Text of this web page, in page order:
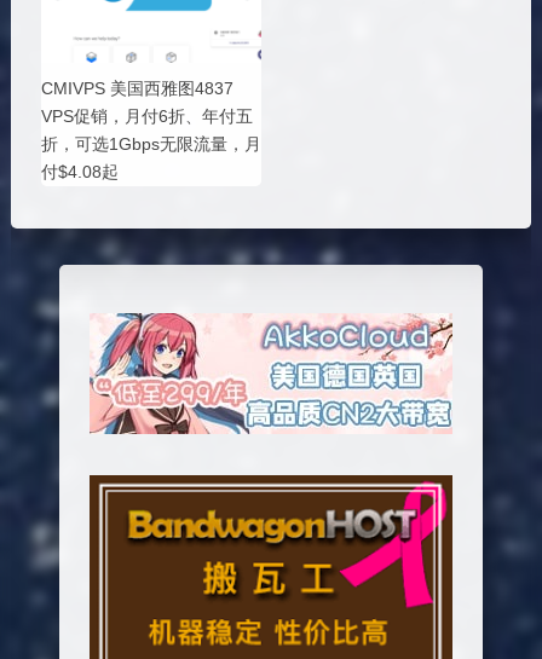
CMIVPS 美国西雅图4837
VPS促销，月付6折、年付五
折，可选1Gbps无限流量，月
付$4.08起